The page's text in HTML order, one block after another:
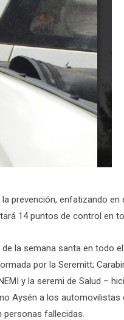
prevención, enfatizando en
14 puntos de control en
la semana santa en todo
por la Seremitt;
y la seremi de Salud –
Aysén a los
fallecidas.